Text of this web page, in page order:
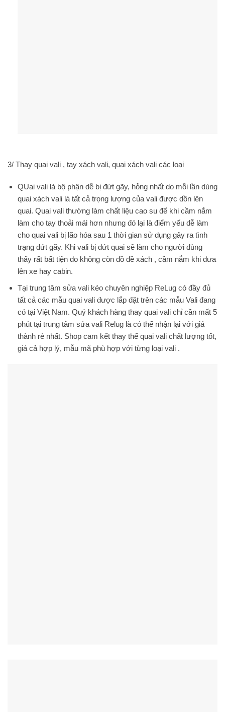
3/ Thay quai vali , tay xách vali, quai xách vali các loại
QUai vali là bộ phận dễ bị đứt gãy, hỏng nhất do mỗi lần dùng
quai xách vali là tất cả trọng lượng của vali được dồn lên
quai. Quai vali thường làm chất liệu cao su để khi cầm nắm
làm cho tay thoải mái hơn nhưng đó lại là điểm yếu dễ làm
cho quai vali bị lão hóa sau 1 thời gian sử dụng gây ra tình
trạng đứt gãy. Khi vali bị đứt quai sẽ làm cho người dùng
thấy rất bất tiện do không còn đồ đề xách , cầm nắm khi đưa
lên xe hay cabin.
Tại trung tâm sửa vali kéo chuyên nghiệp ReLug có đầy đủ
tất cả các mẫu quai vali được lắp đặt trên các mẫu Vali đang
có tại Việt Nam. Quý khách hàng thay quai vali chỉ cần mất 5
phút tại trung tâm sửa vali Relug là có thể nhận lại với giá
thành rẻ nhất. Shop cam kết thay thế quai vali chất lượng tốt,
giá cả hợp lý, mẫu mã phù hợp với từng loại vali .